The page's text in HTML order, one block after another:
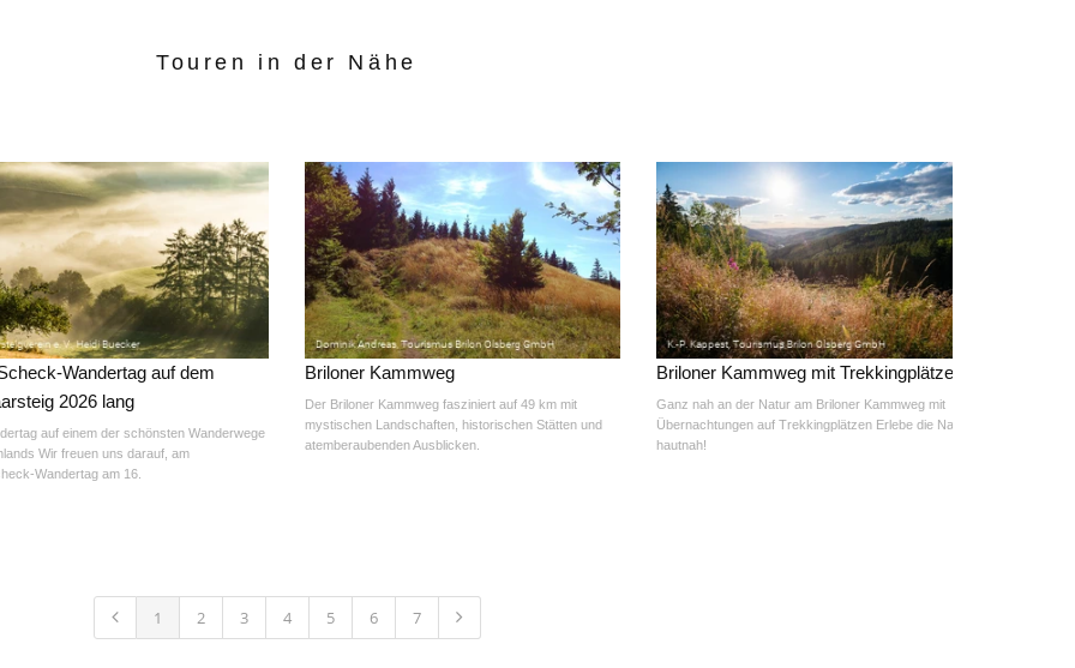
Touren in der Nähe
Wandertag auf dem
2026 lang
auf einem der schönsten Wanderwege
Wir freuen uns darauf, am
Wandertag am 16.
Briloner Kammweg
Der Briloner Kammweg fasziniert auf 49 km mit
mystischen Landschaften, historischen Stätten und
atemberaubenden Ausblicken.
Briloner Kammweg mit Trekkingplätzen
Ganz nah an der Natur am Briloner Kammweg mit
Übernachtungen auf Trekkingplätzen Erlebe die Natur
hautnah!
1 2 3 4 5 6 7